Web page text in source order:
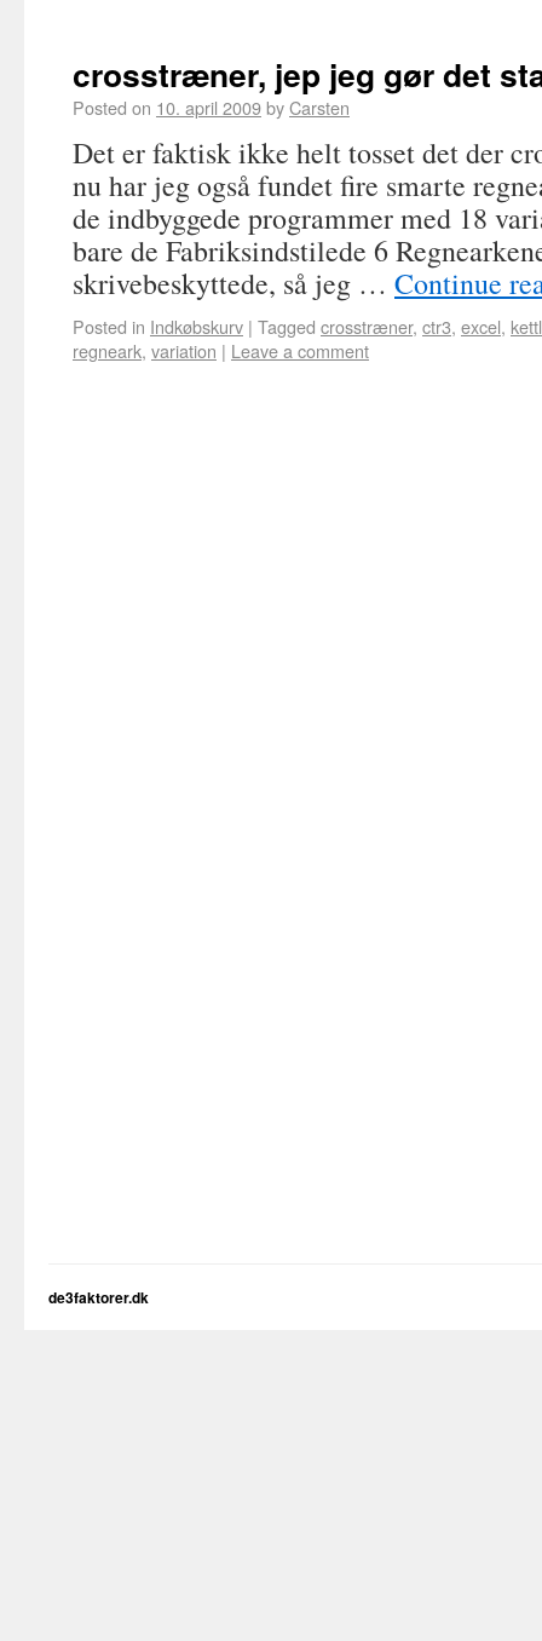
crosstræner, jep jeg gør det
Posted on 10. april 2009byCarsten
Det er faktisk ikke helt tosset det der
nu har jeg også fundet fire smarte
de indbyggede programmer med 18
bare de Fabriksindstilede 6
skrivebeskyttede, så jeg … Continue
Posted in Indkøbskurv | Tagged crosstræner, ctr3, excel,
regneark, variation | Leave a comment
de3faktorer.dk